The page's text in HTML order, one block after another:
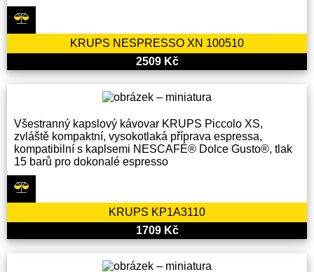
KRUPS NESPRESSO XN 100510
2509 Kč
Všestranný kapslový kávovar KRUPS Piccolo XS,
zvláště kompaktní, vysokotlaká příprava espressa,
kompatibilní s kaplsemi NESCAFÉ® Dolce Gusto®, tlak
15 barů pro dokonalé espresso
KRUPS KP1A3110
1709 Kč